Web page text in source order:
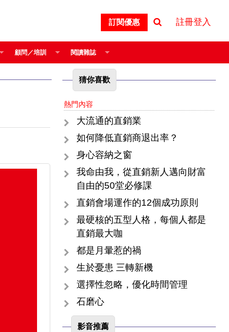
訂閱優惠 註冊登入
顧問／培訓 閱讀雜誌
猜你喜歡
熱門內容
大流通的直銷業
如何降低直銷商退出率？
身心容納之窗
我命由我，從直銷新人邁向財富
自由的50堂必修課
直銷會場運作的12個成功原則
最硬核的五型人格，每個人都是
直銷最大咖
都是月暈惹的禍
生於憂患 三轉新機
選擇性忽略，優化時間管理
石磨心
影音推薦